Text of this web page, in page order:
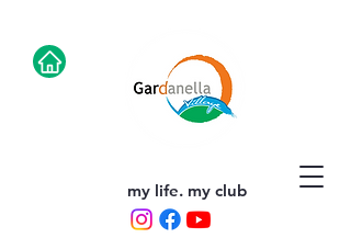
my life. my club